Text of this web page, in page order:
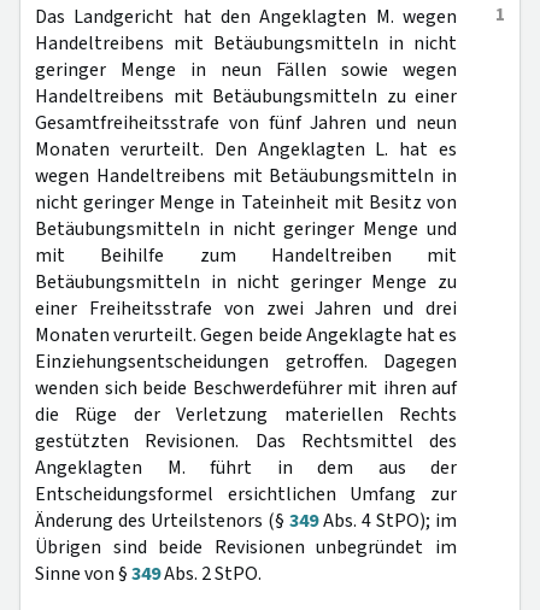
1
Das Landgericht hat den Angeklagten M. wegen
Handeltreibens mit Betäubungsmitteln in nicht
geringer Menge in neun Fällen sowie wegen
Handeltreibens mit Betäubungsmitteln zu einer
Gesamtfreiheitsstrafe von fünf Jahren und neun
Monaten verurteilt. Den Angeklagten L. hat es
wegen Handeltreibens mit Betäubungsmitteln in
nicht geringer Menge in Tateinheit mit Besitz von
Betäubungsmitteln in nicht geringer Menge und
mit Beihilfe zum Handeltreiben mit
Betäubungsmitteln in nicht geringer Menge zu
einer Freiheitsstrafe von zwei Jahren und drei
Monaten verurteilt. Gegen beide Angeklagte hat es
Einziehungsentscheidungen getroffen. Dagegen
wenden sich beide Beschwerdeführer mit ihren auf
die Rüge der Verletzung materiellen Rechts
gestützten Revisionen. Das Rechtsmittel des
Angeklagten M. führt in dem aus der
Entscheidungsformel ersichtlichen Umfang zur
Änderung des Urteilstenors (§ 349Abs. 4 StPO); im
Übrigen sind beide Revisionen unbegründet im
Sinne von §349Abs. 2 StPO.